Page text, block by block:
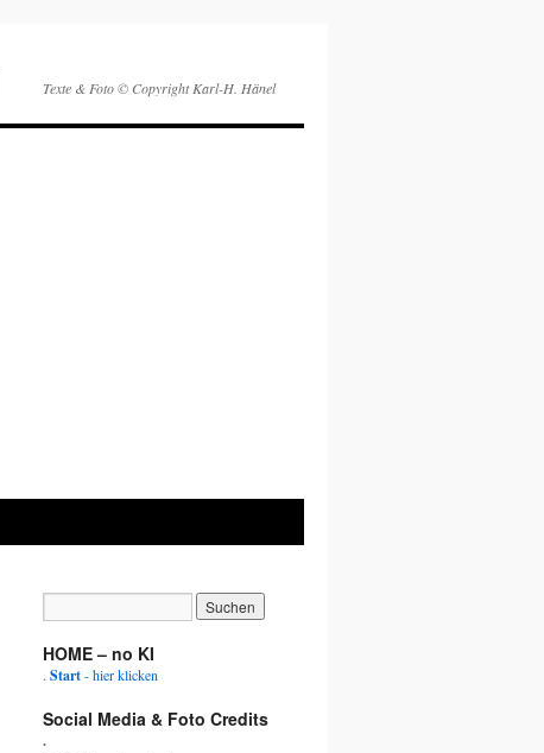
Texte & Foto © Copyright Karl-H. Hänel
HOME – no KI
. Start- hier klicken
Social Media & Foto Credits
.